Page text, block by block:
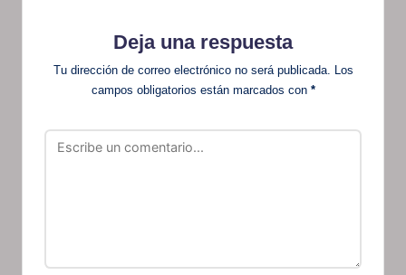
Deja una respuesta
Tu dirección de correo electrónico no será publicada. Los
campos obligatorios están marcados con *